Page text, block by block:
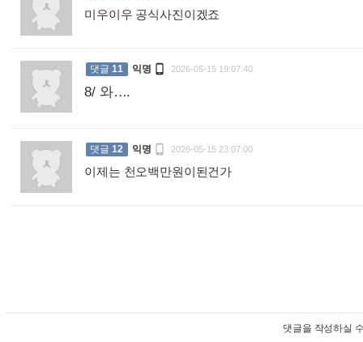
미우이우 공식사진이겠죠
댓글 11 익명  2026-05-15 19:07:40
8/ 와….
댓글 12 익명  2026-05-15 23:07:00
이제는 천오백만원이된건가
댓글을 작성하실